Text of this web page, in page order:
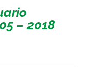
– 2018